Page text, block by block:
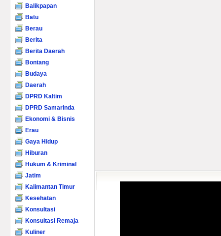
Balikpapan
Batu
Berau
Berita
Berita Daerah
Bontang
Budaya
Daerah
DPRD Kaltim
DPRD Samarinda
Ekonomi & Bisnis
Erau
Gaya Hidup
Hiburan
Hukum & Kriminal
Jatim
Kalimantan Timur
Kesehatan
Konsultasi
Konsultasi Remaja
Kuliner